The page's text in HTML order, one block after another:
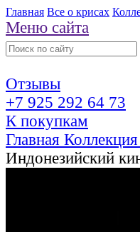
Главная Все о крисах
Меню сайта
Отзывы
+7 925 292 64 73
К покупкам
Главная Коллекция
Индонезийский